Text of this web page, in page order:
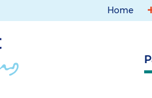
Home